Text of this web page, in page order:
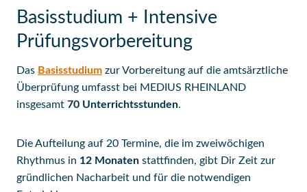
Basisstudium + Intensive
Prüfungsvorbereitung
Das Basisstudium zur Vorbereitung auf die amtsärztliche
Überprüfung umfasst bei MEDIUS RHEINLAND
insgesamt 70 Unterrichtsstunden.
Die Aufteilung auf 20 Termine, die im zweiwöchigen
Rhythmus in 12 Monaten stattfinden, gibt Dir Zeit zur
gründlichen Nacharbeit und für die notwendigen